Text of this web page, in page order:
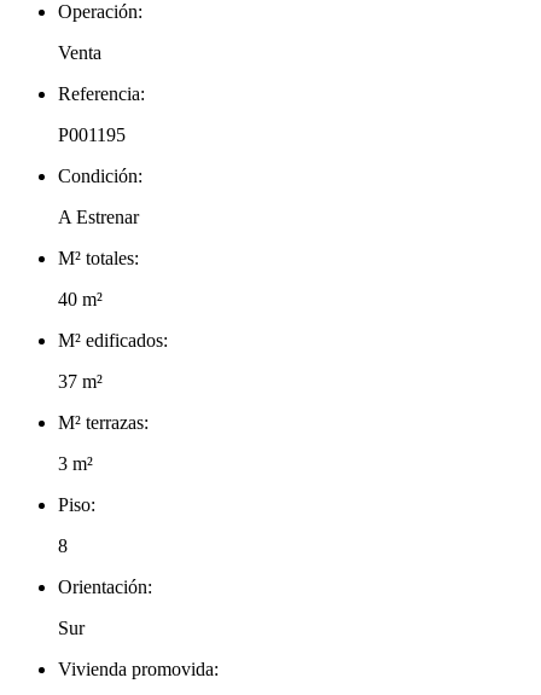
Operación:
Venta
Referencia:
P001195
Condición:
A Estrenar
M² totales:
40 m²
M² edificados:
37 m²
M² terrazas:
3 m²
Piso:
8
Orientación:
Sur
Vivienda promovida: